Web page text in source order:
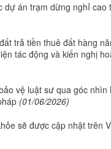
dự án trạm dừng nghỉ cao
trả tiền thuê đất hàng
tác động và kiến nghị
vệ luật sư qua góc
(01/06/2026)
sẽ được cập nhật trên